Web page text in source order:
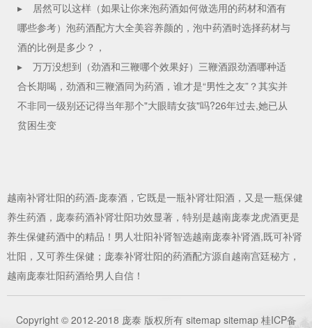
▸
居然可以这样（如果让你来泡药酒如何做选用的药材和酒有
哪些参考）泡药酒配方大全美容养颜的，泡中药酒时选择药材与
酒的比例是多少？，
▸
万万没想到（劲酒和三鞭哪个效果好）三鞭酒跟劲酒哪种适
合长期喝，劲酒和三鞭酒同为药酒，谁才是“男性之友”？其实并
不非同一级别还记得当年那个"大眼睛女孩"吗?26年过去,她已从
贫困生变
越南补肾壮阳的药酒-庞泰酒，它既是一瓶补肾壮阳酒 ，又是一瓶保健
养生药酒，庞泰药酒补肾壮阳功效显著，特别是越南庞泰龙虎酒更是
养生保健药酒中的精品！男人壮阳补肾智选越南庞泰补肾酒,既可补肾
壮阳，又可养生保健；庞泰补肾壮阳的药酒配方源自越南宫廷秘方，
越南庞泰壮阳药酒给男人自信！
Copyright © 2012-2018 庞泰 版权所有 sitemap sitemap桂ICP备